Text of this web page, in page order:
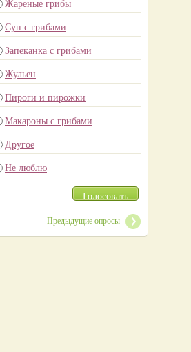
Жареные грибы
Суп с грибами
Запеканка с грибами
Жульен
Пироги и пирожки
Макароны с грибами
Другое
Не люблю
Голосовать
Предыдущие опросы